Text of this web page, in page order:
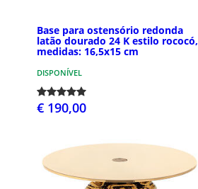
Base para ostensório redonda
latão dourado 24 K estilo rococó,
medidas: 16,5x15 cm
DISPONÍVEL
€ 190,00